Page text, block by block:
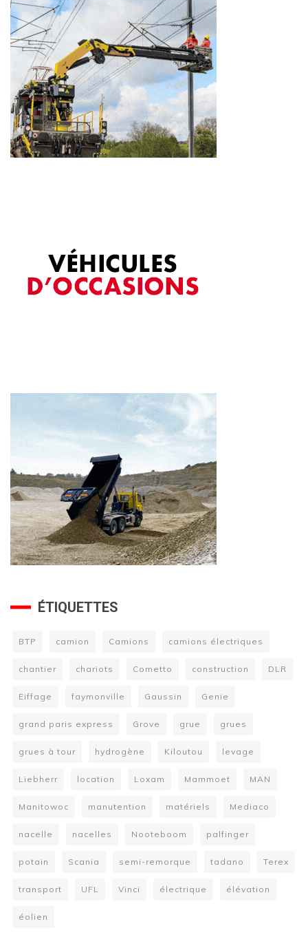
ÉTIQUETTES
BTP camion Camions camions électriques
chantier chariots Cometto construction DLR
Eiffage faymonville Gaussin Genie
grand paris express Grove grue grues
grues à tour hydrogène Kiloutou levage
Liebherr location Loxam Mammoet MAN
Manitowoc manutention matériels Mediaco
nacelle nacelles Nooteboom palfinger
potain Scania semi-remorque tadano Terex
transport UFL Vinci électrique élévation
éolien